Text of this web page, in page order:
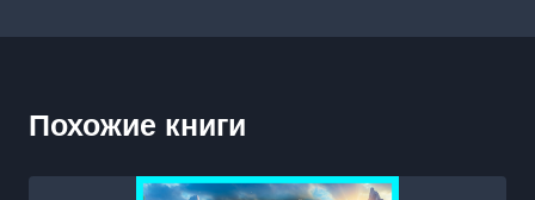
Похожие книги